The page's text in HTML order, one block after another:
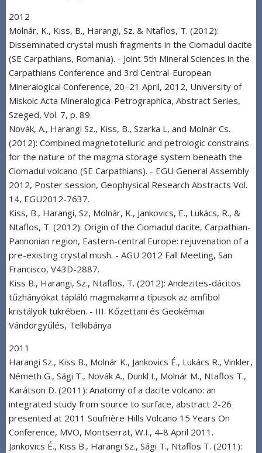
2012
Molnár, K., Kiss, B., Harangi, Sz. & Ntaflos, T. (2012):
Disseminated crystal mush fragments in the Ciomadul dacite
(SE Carpathians, Romania). - Joint 5th Mineral Sciences in the
Carpathians Conference and 3rd Central-European
Mineralogical Conference, 20–21 April, 2012, University of
Miskolc Acta Mineralogica-Petrographica, Abstract Series,
Szeged, Vol. 7, p. 89.
Novák, A., Harangi Sz., Kiss, B., Szarka L, and Molnár Cs.
(2012): Combined magnetotelluric and petrologic constrains
for the nature of the magma storage system beneath the
Ciomadul volcano (SE Carpathians). - EGU General Assembly
2012, Poster session, Geophysical Research Abstracts Vol.
14, EGU2012-7637.
Kiss, B., Harangi, Sz, Molnár, K., Jankovics, E., Lukács, R., &
Ntaflos, T. (2012): Origin of the Ciomadul dacite, Carpathian-
Pannonian region, Eastern-central Europe: rejuvenation of a
pre-existing crystal mush. - AGU 2012 Fall Meeting, San
Francisco, V43D-2887.
Kiss B., Harangi, Sz., Ntaflos, T. (2012): Andezites-dácitos
tűzhányókat tápláló magmakamra típusok az amfibol
kristályok tükrében. - III. Kőzettani és Geokémiai
Vándorgyűlés, Telkibánya
2011
Harangi Sz., Kiss B., Molnár K., Jankovics É., Lukács R., Vinkler,
Németh G., Sági T., Novák A., Dunkl I., Molnár M., Ntaflos T.,
Karátson D. (2011): Anatomy of a dacite volcano: an
integrated study from source to surface, abstract 2-26
presented at 2011 Soufrière Hills Volcano 15 Years On
Conference, MVO, Montserrat, W.I., 4-8 April 2011.
Jankovics É., Kiss B., Harangi Sz., Sági T., Ntaflos T. (2011):